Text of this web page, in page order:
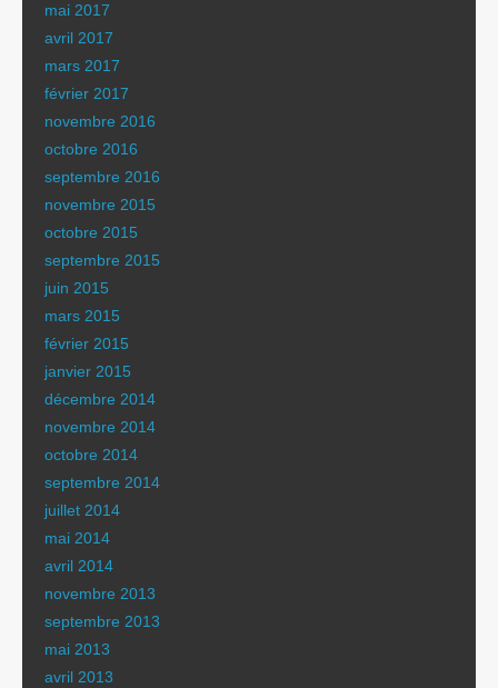
mai 2017
avril 2017
mars 2017
février 2017
novembre 2016
octobre 2016
septembre 2016
novembre 2015
octobre 2015
septembre 2015
juin 2015
mars 2015
février 2015
janvier 2015
décembre 2014
novembre 2014
octobre 2014
septembre 2014
juillet 2014
mai 2014
avril 2014
novembre 2013
septembre 2013
mai 2013
avril 2013